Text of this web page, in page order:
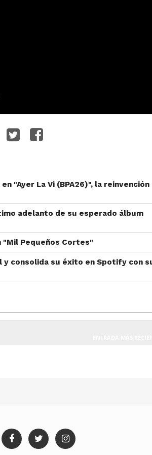
"Ayer La Vi (BPA26)", la reinvención
adelanto de su esperado álbum
"Mil Pequeños Cortes"
y consolida su éxito en Spotify con